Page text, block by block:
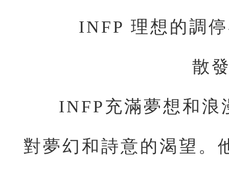
INFP 理想的調
散
INFP充滿夢想和浪
對夢幻和詩意的渴望。